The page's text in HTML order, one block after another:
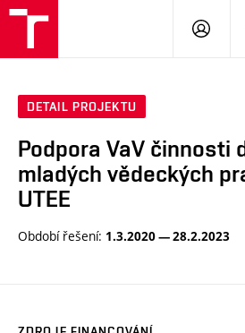
DETAIL PROJEKTU
Podpora VaV činnosti
mladých vědeckých
UTEE
Období řešení: 1.3.2020 — 28.2.2023